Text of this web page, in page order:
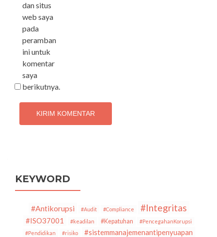
dan situs
web saya
pada
peramban
ini untuk
komentar
saya
berikutnya.
KEYWORD
#Antikorupsi #Audit #Compliance #Integritas
#ISO37001 #keadilan #Kepatuhan
#PencegahanKorupsi
#Pendidikan
#risiko #sistemmanajemenantipenyuapan